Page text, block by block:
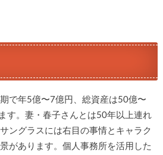
で年5億〜7億円、総資産は50億〜
す。妻・春子さんとは50年以上連れ
ングラスには右目の事情とキャラク
があります。個人事務所を活用した